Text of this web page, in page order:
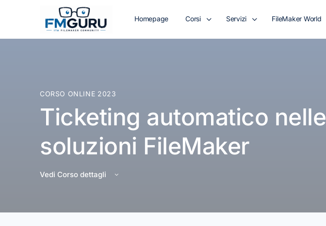
Homepage Corsi Servizi FileMaker World
CORSO ONLINE 2023
Ticketing automatico nelle
soluzioni FileMaker
Vedi Corso dettagli